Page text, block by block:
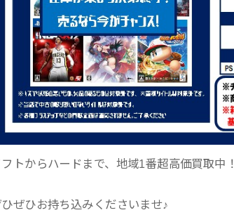
フトからハードまで、地域1番超高価買取中！
ぜひお持ち込みくださいませ♪